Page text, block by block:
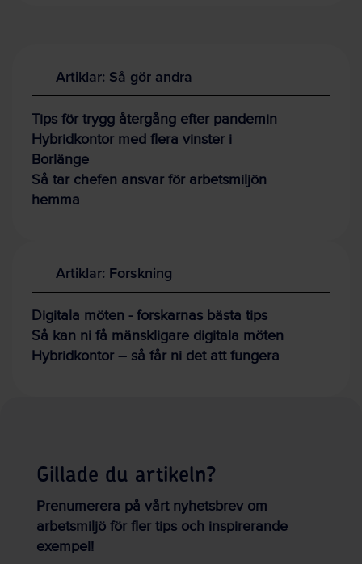
Artiklar: Så gör andra
Tips för trygg återgång efter pandemin
Hybridkontor med flera vinster i
Borlänge
Så tar chefen ansvar för arbetsmiljön
hemma
Artiklar: Forskning
Digitala möten - forskarnas bästa tips
Så kan ni få mänskligare digitala möten
Hybridkontor – så får ni det att fungera
Gillade du artikeln?
Prenumerera på vårt nyhetsbrev om
arbetsmiljö för fler tips och inspirerande
exempel!